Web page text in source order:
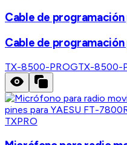
Cable de
Cable de
TX-8500-PROGTX-8500-
TXPRO